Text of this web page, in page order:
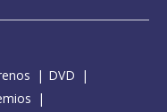
DVD